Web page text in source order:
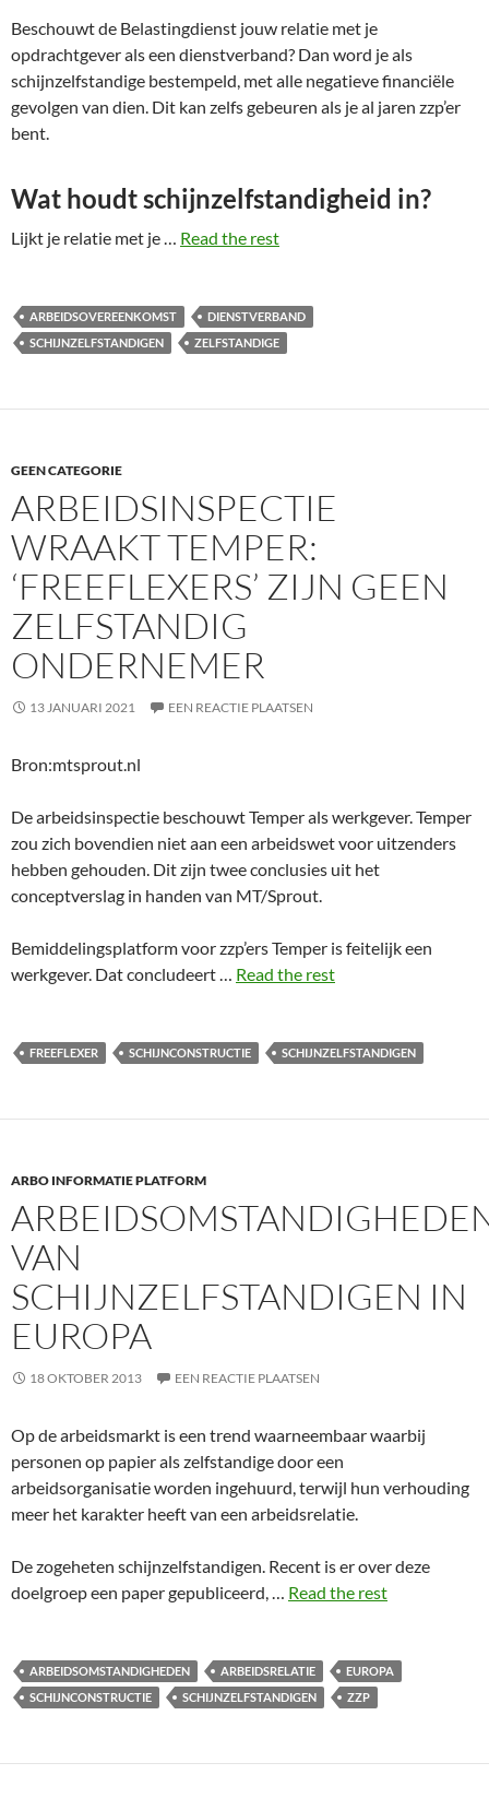
Beschouwt de Belastingdienst jouw relatie met je
opdrachtgever als een dienstverband? Dan word je als
schijnzelfstandige bestempeld, met alle negatieve financiële
gevolgen van dien. Dit kan zelfs gebeuren als je al jaren zzp’er
bent.
Wat houdt schijnzelfstandigheid in?
Lijkt je relatie met je … Read the rest
ARBEIDSOVEREENKOMST
DIENSTVERBAND
SCHIJNZELFSTANDIGEN
ZELFSTANDIGE
GEEN CATEGORIE
ARBEIDSINSPECTIE
WRAAKT TEMPER:
‘FREEFLEXERS’ ZIJN GEEN
ZELFSTANDIG
ONDERNEMER
13 JANUARI 2021 EEN REACTIE PLAATSEN
Bron:mtsprout.nl
De arbeidsinspectie beschouwt Temper als werkgever. Temper
zou zich bovendien niet aan een arbeidswet voor uitzenders
hebben gehouden. Dit zijn twee conclusies uit het
conceptverslag in handen van MT/Sprout.
Bemiddelingsplatform voor zzp’ers Temper is feitelijk een
werkgever. Dat concludeert … Read the rest
FREEFLEXER SCHIJNCONSTRUCTIE SCHIJNZELFSTANDIGEN
ARBO INFORMATIE PLATFORM
VAN
SCHIJNZELFSTANDIGEN IN
EUROPA
18 OKTOBER 2013 EEN REACTIE PLAATSEN
Op de arbeidsmarkt is een trend waarneembaar waarbij
personen op papier als zelfstandige door een
arbeidsorganisatie worden ingehuurd, terwijl hun verhouding
meer het karakter heeft van een arbeidsrelatie.
De zogeheten schijnzelfstandigen. Recent is er over deze
doelgroep een paper gepubliceerd, … Read the rest
ARBEIDSOMSTANDIGHEDEN ARBEIDSRELATIE
EUROPA
SCHIJNCONSTRUCTIE
SCHIJNZELFSTANDIGEN ZZP